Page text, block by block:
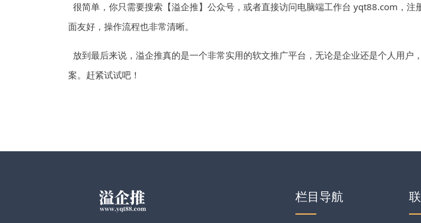
很简单，你只需要搜索【溢企推】公众号，或者直接访问电脑端工作台 yqt88.com，注
面友好，操作流程也非常清晰。
放到最后来说，溢企推真的是一个非常实用的软文推广平台，无论是企业还是个人用户
案。赶紧试试吧！
栏目导航